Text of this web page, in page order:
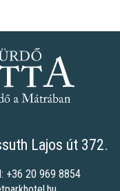
Lajos út 372.
+36 20 969 8854